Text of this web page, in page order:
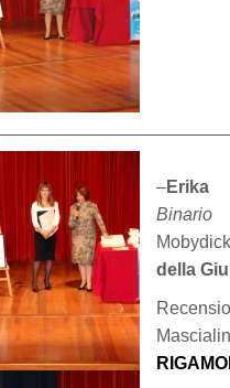
–Erika
della